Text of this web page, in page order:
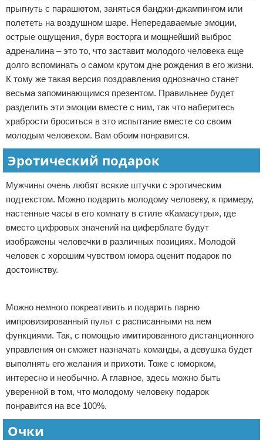
прыгнуть с парашютом, заняться банджи-джампингом или
полететь на воздушном шаре. Непередаваемые эмоции,
острые ощущения, буря восторга и мощнейший выброс
адреналина – это то, что заставит молодого человека еще
долго вспоминать о самом крутом дне рождения в его жизни.
К тому же такая версия поздравления однозначно станет
весьма запоминающимся презентом. Правильнее будет
разделить эти эмоции вместе с ним, так что наберитесь
храбрости броситься в это испытание вместе со своим
молодым человеком. Вам обоим понравится.
Эротический подарок
Мужчины очень любят всякие штучки с эротическим
подтекстом. Можно подарить молодому человеку, к примеру,
настенные часы в его комнату в стиле «Камасутры», где
вместо цифровых значений на циферблате будут
изображены человечки в различных позициях. Молодой
человек с хорошим чувством юмора оценит подарок по
достоинству.
Можно немного покреативить и подарить парню
импровизированный пульт с расписанными на нем
функциями. Так, с помощью имитированного дистанционного
управления он сможет назначать команды, а девушка будет
выполнять его желания и прихоти. Тоже с юморком,
интересно и необычно. А главное, здесь можно быть
уверенной в том, что молодому человеку подарок
понравится на все 100%.
Очки